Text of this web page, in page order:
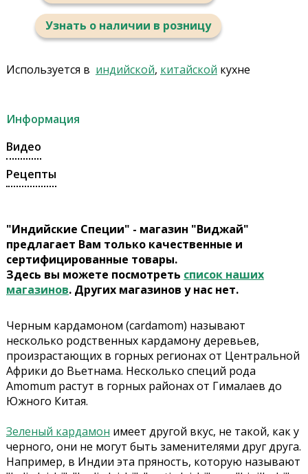
Узнать о наличии в розницу
Используется в индийской, китайской кухне
Информация
Видео
Рецепты
"Индийские Специи" - магазин "Виджай"
предлагает Вам только качественные и
сертифицированные товары.
Здесь вы можете посмотреть список наших
магазинов. Других магазинов у нас нет.
Черным кардамоном (cardamom) называют
несколько родственных кардамону деревьев,
произрастающих в горных регионах от Центральной
Африки до Вьетнама. Несколько специй рода
Amomum растут в горных районах от Гималаев до
Южного Китая.
Зеленый кардамон имеет другой вкус, не такой, как у
черного, они не могут быть заменителями друг друга.
Например, в Индии эта пряность, которую называют